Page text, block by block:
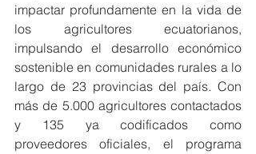
impactar profundamente en la vida de
los agricultores ecuatorianos,
impulsando el desarrollo económico
sostenible en comunidades rurales a lo
largo de 23 provincias del país. Con
más de 5.000 agricultores contactados
y 135 ya codificados como
proveedores oficiales, el programa